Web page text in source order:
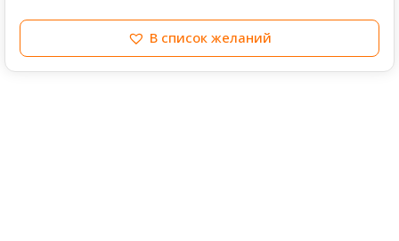
В список желаний